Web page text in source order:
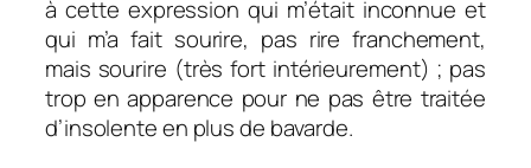
à cette expression qui m’était inconnue et
qui m’a fait sourire, pas rire franchement,
mais sourire (très fort intérieurement) ; pas
trop en apparence pour ne pas être traitée
d’insolente en plus de bavarde.